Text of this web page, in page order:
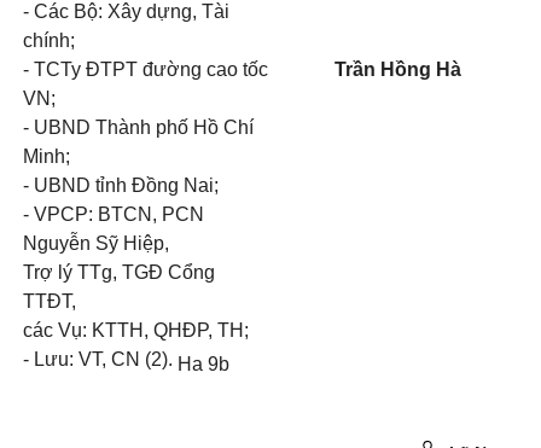
- Các Bộ: Xây dựng, Tài
chính;
- TCTy ĐTPT đường cao tốc
VN;
- UBND Thành phố Hồ Chí
Minh;
- UBND tỉnh Đồng Nai;
- VPCP: BTCN, PCN
Nguyễn Sỹ Hiệp,
Trợ lý TTg, TGĐ Cổng
TTĐT,
các Vụ: KTTH, QHĐP, TH;
- Lưu: VT, CN (2). Ha 9b
Trần Hồng Hà